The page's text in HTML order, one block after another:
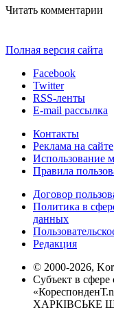
Читать комментарии
Полная версия сайта
Facebook
Twitter
RSS-ленты
E-mail рассылка
Контакты
Реклама на сайте
Использование
Правила
Договор
Политика в
данных
Редакция
© 2000-2026,
Субъект в
ХАРКІВСЬКЕ